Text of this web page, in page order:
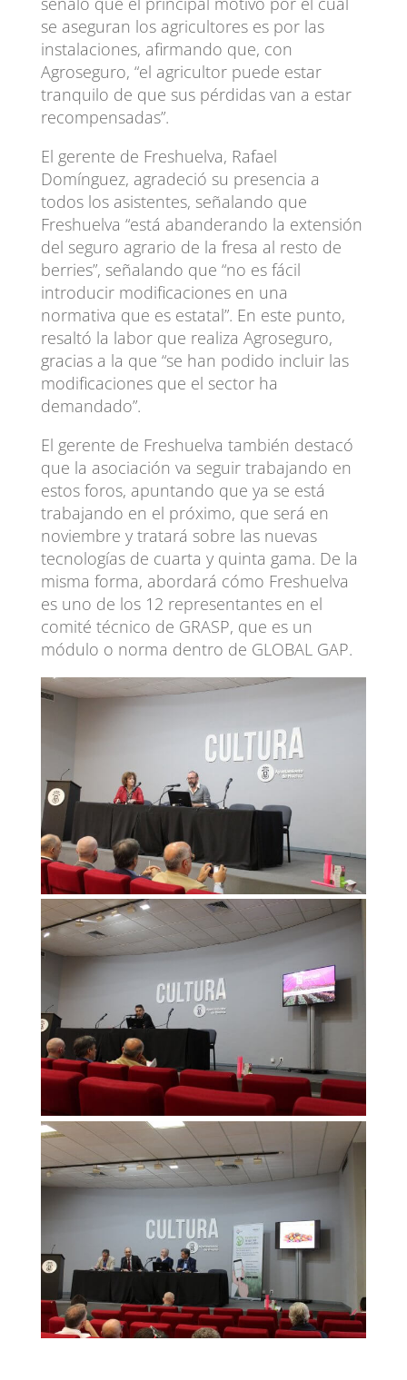
se aseguran los agricultores es por las
instalaciones, afirmando que, con
Agroseguro, “el agricultor puede estar
tranquilo de que sus pérdidas van a estar
recompensadas”.
El gerente de Freshuelva, Rafael
Domínguez, agradeció su presencia a
todos los asistentes, señalando que
Freshuelva “está abanderando la extensión
del seguro agrario de la fresa al resto de
berries”, señalando que “no es fácil
introducir modificaciones en una
normativa que es estatal”. En este punto,
resaltó la labor que realiza Agroseguro,
gracias a la que “se han podido incluir las
modificaciones que el sector ha
demandado”.
El gerente de Freshuelva también destacó
que la asociación va seguir trabajando en
estos foros, apuntando que ya se está
trabajando en el próximo, que será en
noviembre y tratará sobre las nuevas
tecnologías de cuarta y quinta gama. De la
misma forma, abordará cómo Freshuelva
es uno de los 12 representantes en el
comité técnico de GRASP, que es un
módulo o norma dentro de GLOBAL GAP.